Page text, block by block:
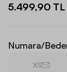
5.499,90 TL
Numara/
XS